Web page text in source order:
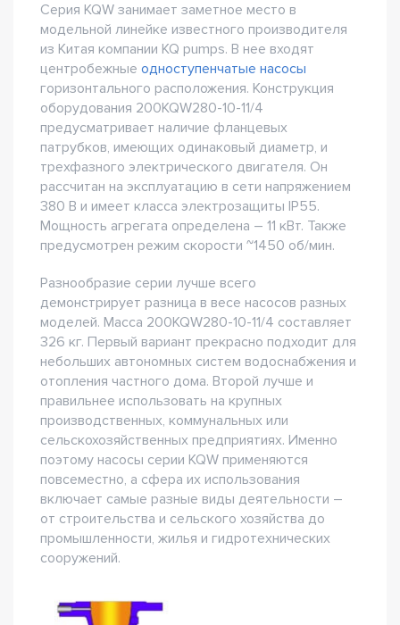
Серия KQW занимает заметное место в
модельной линейке известного производителя
из Китая компании KQ pumps. В нее входят
центробежные одноступенчатые насосы
горизонтального расположения. Конструкция
оборудования 200KQW280-10-11/4
предусматривает наличие фланцевых
патрубков, имеющих одинаковый диаметр, и
трехфазного электрического двигателя. Он
рассчитан на эксплуатацию в сети напряжением
380 В и имеет класса электрозащиты IP55.
Мощность агрегата определена – 11 кВт. Также
предусмотрен режим скорости ~1450 об/мин.
Разнообразие серии лучше всего
демонстрирует разница в весе насосов разных
моделей. Масса 200KQW280-10-11/4 составляет
326 кг. Первый вариант прекрасно подходит для
небольших автономных систем водоснабжения и
отопления частного дома. Второй лучше и
правильнее использовать на крупных
производственных, коммунальных или
сельскохозяйственных предприятиях. Именно
поэтому насосы серии KQW применяются
повсеместно, а сфера их использования
включает самые разные виды деятельности –
от строительства и сельского хозяйства до
промышленности, жилья и гидротехнических
сооружений.